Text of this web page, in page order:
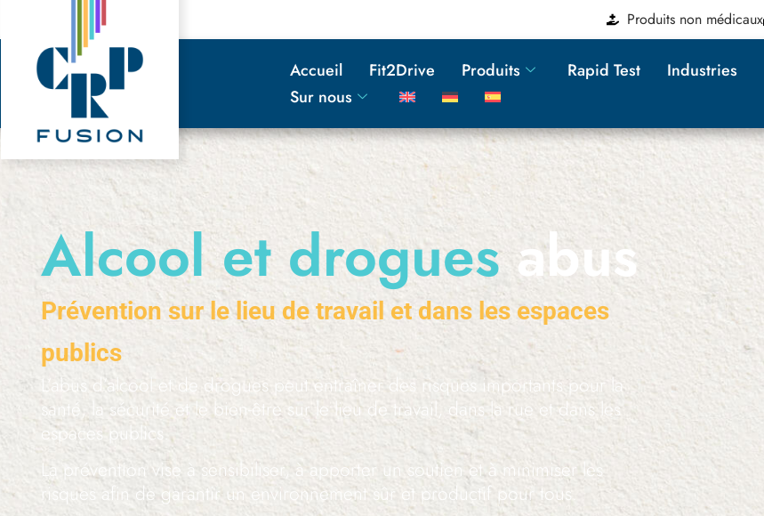
Produits non médicaux
Accueil Fit2Drive Produits Rapid Test
Industries
Sur nous
Alcool et droguesabus
Prévention sur le lieu de travail et dans les espaces
publics
L’abus d’alcool et de drogues peut entraîner des risques importants pour la
santé, la sécurité et le bien-être sur le lieu de travail, dans la rue et dans les
espaces publics.
La prévention vise à sensibiliser, à apporter un soutien et à minimiser les
risques afin de garantir un environnement sûr et productif pour tous.